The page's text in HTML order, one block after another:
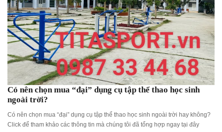
Có nên chọn mua “đại” dụng cụ tập thể thao học sinh
ngoài trời?
Có nên chọn mua “đại” dụng cụ tập thể thao học sinh ngoài trời hay không?
Click để tham khảo các thông tin mà chúng tôi đã tổng hợp ngay tại đây